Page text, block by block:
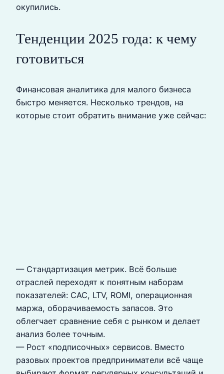
окупились.
Тенденции 2025 года: к чему
готовиться
Финансовая аналитика для малого бизнеса
быстро меняется. Несколько трендов, на
которые стоит обратить внимание уже сейчас:
— Стандартизация метрик. Всё больше
отраслей переходят к понятным наборам
показателей: CAC, LTV, ROMI, операционная
маржа, оборачиваемость запасов. Это
облегчает сравнение себя с рынком и делает
анализ более точным.
— Рост «подписочных» сервисов. Вместо
разовых проектов предприниматели всё чаще